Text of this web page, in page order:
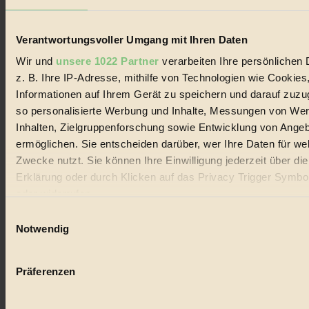
Verantwortungsvoller Umgang mit Ihren Daten
Wir und unsere 1022 Partner verarbeiten Ihre persönlichen
z. B. Ihre IP-Adresse, mithilfe von Technologien wie
Informationen auf Ihrem Gerät zu speichern und darauf
so personalisierte Werbung und Inhalte, Messungen von
Inhalten, Zielgruppenforschung sowie Entwicklung von
ermöglichen. Sie entscheiden darüber, wer Ihre Daten für
Zwecke nutzt. Sie können Ihre Einwilligung jederzeit über
Erklärung oder durch Klicken auf das Privacy Trigger
Wenn Sie es erlauben, würden wir auch gerne:
Ihr Gerät durch aktives Scannen nach bestimmten
Notwendig
Präferenzen
alternativer Energien.
Social Media
22.601 Fans auf Facebook
3.415 Follower auf Twitter
Themen
Bio